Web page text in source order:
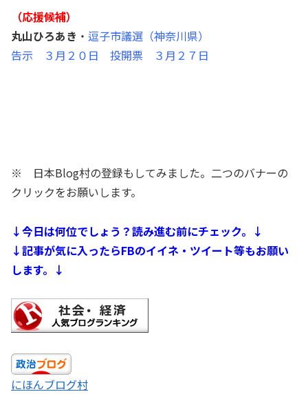
（応援候補）
丸山ひろあき ・ 逗子市議選（神奈川県）
告示 ３月２０日 投開票 ３月２７日
※ 日本Blog村の登録もしてみました。二つのバナーの
クリックをお願いします。
↓今日は何位でしょう？読み進む前にチェック。↓
↓記事が気に入ったらFBのイイネ・ツイート等もお願い
します。↓
にほんブログ村